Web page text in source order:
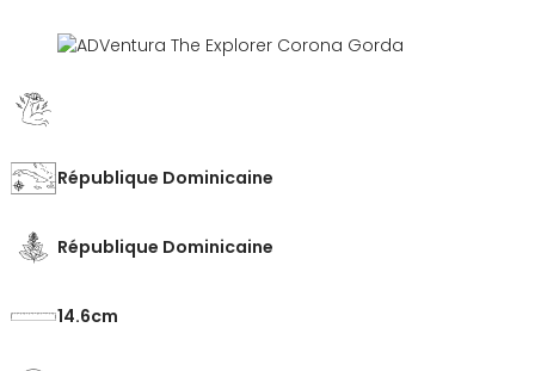
République Dominicaine
République Dominicaine
14.6